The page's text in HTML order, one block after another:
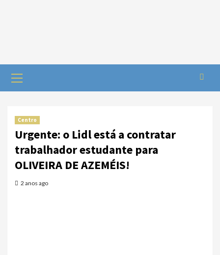
Centro
Urgente: o Lidl está a contratar
trabalhador estudante para
OLIVEIRA DE AZEMÉIS!
2 anos ago